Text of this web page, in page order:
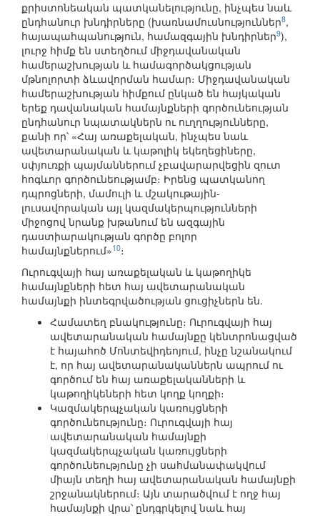
քրիստոնեական պատկանելությունը, ինչպես նաև
ընդհանուր խնդիրները (խառնամուսնություններ8,
հայապահպանություն, համազգային խնդիրներ9),
լուրջ հիմք են ստեղծում միջդավանական
համերաշխության և համագործակցության
մթնոլորտի ձևավորման համար։ Միջդավանական
համերաշխության հիմքում ընկած են հայկական
երեք դավանական համայնքների գործունեության
ընդհանուր նպատակներն ու ուղղությունները,
քանի որ՝ «Հայ առաքելական, ինչպես նաև
ավետարանական և կաթոլիկ եկեղեցիները,
սփյուռքի պայմաններում չբավարարվեցին զուտ
հոգևոր գործունեությամբ։ Իրենց պատկանող
դպրոցների, մամուլի և մշակութային-
լուսավորական այլ կազմակերպությունների
միջոցով նրանք խթանում են ազգային
դաստիարակության գործը բոլոր
համայնքներում»10։
Ուրուգվայի հայ առաքելական և կաթողիկե
համայնքների հետ հայ ավետարանական
համայնքի ինտեգրվածության ցուցիչներն են.
Համատեղ բնակությունը։ Ուրուգվայի հայ
ավետարանական համայնքը կենտրոնացված
է հայահոծ Մոնտեվիդեոյում, ինչը նշանակում
է, որ հայ ավետարանականներն ապրում ու
գործում են հայ առաքելականների և
կաթողիկեների հետ կողք կողքի։
Կազմակերպչական կառույցների
գործունեությունը։ Ուրուգվայի հայ
ավետարանական համայնքի
կազմակերպչական կառույցների
գործունեությունը չի սահմանափակվում
միայն տեղի հայ ավետարանական համայնքի
շրջանակներում։ Այն տարածվում է ողջ հայ
համայնքի վրա՝ ընդգրկելով նաև հայ